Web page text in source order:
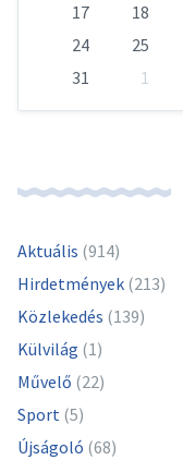
17
18
24
25
31
1
Aktuális (914)
Hirdetmények (213)
Közlekedés (139)
Külvilág (1)
Művelő (22)
Sport (5)
Újságoló (68)